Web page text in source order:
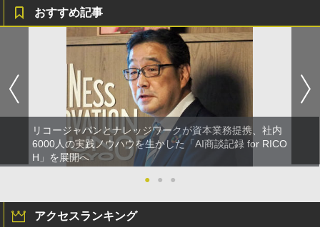
おすすめ記事
リコージャパンとナレッジワークが資本業務提携、社内
6000人の実践ノウハウを生かした「AI商談記録 for RICO
H」を展開へ
●
● ●
アクセスランキング